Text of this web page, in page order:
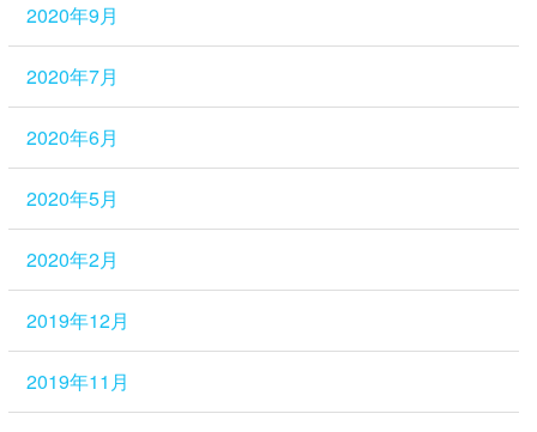
2020年9月
2020年7月
2020年6月
2020年5月
2020年2月
2019年12月
2019年11月